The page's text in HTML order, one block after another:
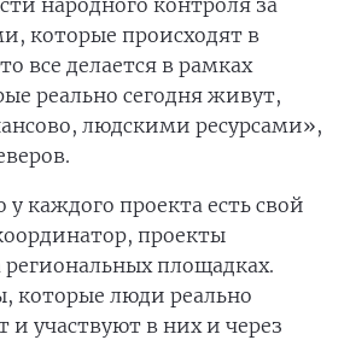
народного контроля за
которые происходят в
все делается в рамках
реально сегодня живут,
людскими ресурсами»,
каждого проекта есть свой
проекты
площадках.
которые люди реально
участвуют в них и через